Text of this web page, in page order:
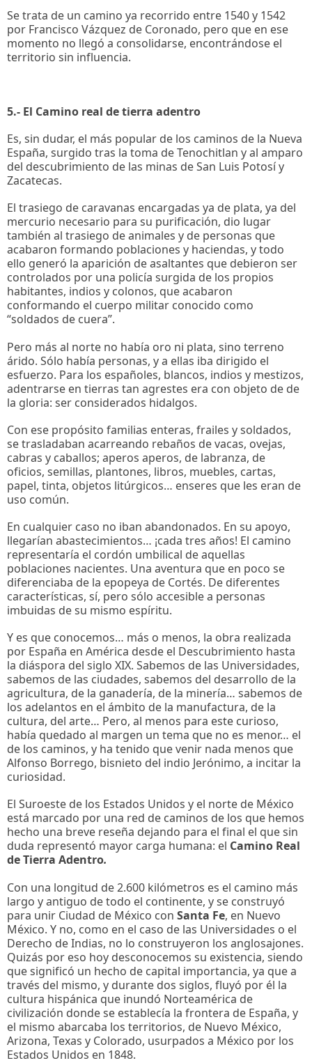
Se trata de un camino ya recorrido entre 1540 y 1542
por Francisco Vázquez de Coronado, pero que en ese
momento no llegó a consolidarse, encontrándose el
territorio sin influencia.
5.- El Camino real de tierra adentro
Es, sin dudar, el más popular de los caminos de la Nueva
España, surgido tras la toma de Tenochitlan y al amparo
del descubrimiento de las minas de San Luis Potosí y
Zacatecas.
El trasiego de caravanas encargadas ya de plata, ya del
mercurio necesario para su purificación, dio lugar
también al trasiego de animales y de personas que
acabaron formando poblaciones y haciendas, y todo
ello generó la aparición de asaltantes que debieron ser
controlados por una policía surgida de los propios
habitantes, indios y colonos, que acabaron
conformando el cuerpo militar conocido como
“soldados de cuera”.
Pero más al norte no había oro ni plata, sino terreno
árido. Sólo había personas, y a ellas iba dirigido el
esfuerzo. Para los españoles, blancos, indios y mestizos,
adentrarse en tierras tan agrestes era con objeto de de
la gloria: ser considerados hidalgos.
Con ese propósito familias enteras, frailes y soldados,
se trasladaban acarreando rebaños de vacas, ovejas,
cabras y caballos; aperos aperos, de labranza, de
oficios, semillas, plantones, libros, muebles, cartas,
papel, tinta, objetos litúrgicos… enseres que les eran de
uso común.
En cualquier caso no iban abandonados. En su apoyo,
llegarían abastecimientos… ¡cada tres años! El camino
representaría el cordón umbilical de aquellas
poblaciones nacientes. Una aventura que en poco se
diferenciaba de la epopeya de Cortés. De diferentes
características, sí, pero sólo accesible a personas
imbuidas de su mismo espíritu.
Y es que conocemos… más o menos, la obra realizada
por España en América desde el Descubrimiento hasta
la diáspora del siglo XIX. Sabemos de las Universidades,
sabemos de las ciudades, sabemos del desarrollo de la
agricultura, de la ganadería, de la minería… sabemos de
los adelantos en el ámbito de la manufactura, de la
cultura, del arte… Pero, al menos para este curioso,
había quedado al margen un tema que no es menor… el
de los caminos, y ha tenido que venir nada menos que
Alfonso Borrego, bisnieto del indio Jerónimo, a incitar la
curiosidad.
El Suroeste de los Estados Unidos y el norte de México
está marcado por una red de caminos de los que hemos
hecho una breve reseña dejando para el final el que sin
duda representó mayor carga humana: el Camino Real
de Tierra Adentro.
Con una longitud de 2.600 kilómetros es el camino más
largo y antiguo de todo el continente, y se construyó
para unir Ciudad de México con Santa Fe, en Nuevo
México. Y no, como en el caso de las Universidades o el
Derecho de Indias, no lo construyeron los anglosajones.
Quizás por eso hoy desconocemos su existencia, siendo
que significó un hecho de capital importancia, ya que a
través del mismo, y durante dos siglos, fluyó por él la
cultura hispánica que inundó Norteamérica de
civilización donde se establecía la frontera de España, y
el mismo abarcaba los territorios, de Nuevo México,
Arizona, Texas y Colorado, usurpados a México por los
Estados Unidos en 1848.